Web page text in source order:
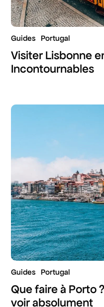
Guides Portugal
Visiter Lisbonne
Incontournables
Guides Portugal
Que faire à Porto
voir absolument